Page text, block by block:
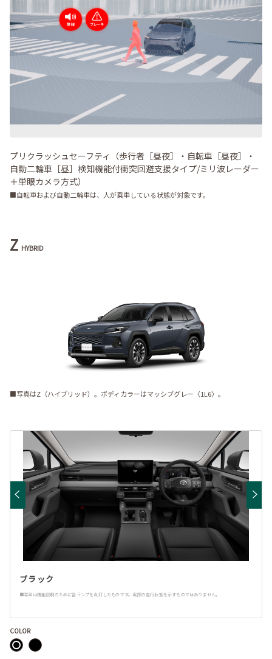
プリクラッシュセーフティ（歩行者［昼夜］・自転車［昼夜］・
自動二輪車［昼］検知機能付衝突回避支援タイプ/ミリ波レーダー
＋単眼カメラ方式）
■自転車および自動二輪車は、人が乗車している状態が対象です。
Z HYBRID
■写真はZ（ハイブリッド）。ボディカラーはマッシブグレー〈1L6〉。
ブラック
■写真は機能説明のために各ランプを点灯したものです。実際の走行状態を示すものではありません。
COLOR